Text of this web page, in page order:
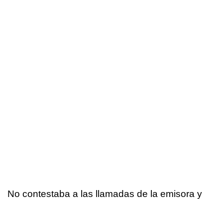
No contestaba a las llamadas de la emisora y